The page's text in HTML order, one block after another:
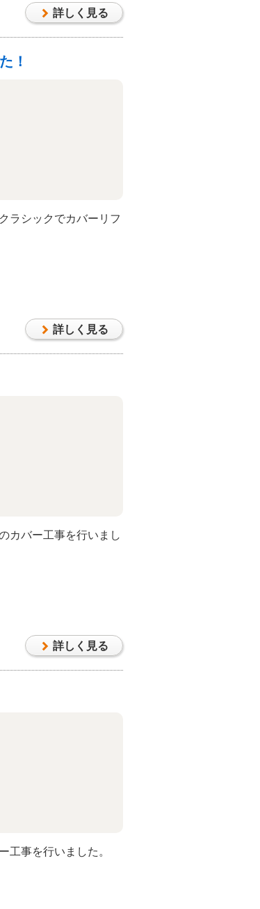
詳しく見る
！
ラシックでカバーリフ
詳しく見る
カバー工事を行いまし
詳しく見る
事を行いました。